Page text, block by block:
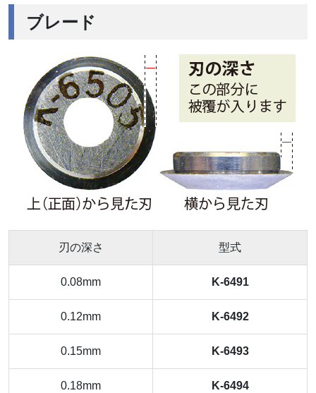
ブレード
刃の深さ 型式
0.08mm K-6491
0.12mm K-6492
0.15mm K-6493
0.18mm K-6494